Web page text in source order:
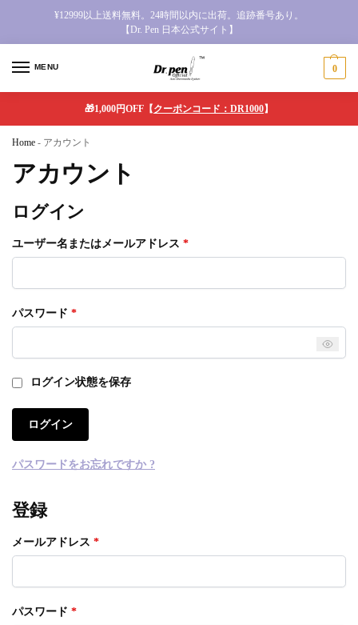
¥12999以上送料無料。24時間以内に出荷。追跡番号あり。
【Dr. Pen 日本公式サイト】
MENU 0
🎁1,000円OFF【クーポンコード：DR1000】
Home - アカウント
アカウント
ログイン
ユーザー名またはメールアドレス *
パスワード *
ログイン状態を保存
ログイン
パスワードをお忘れですか ?
登録
メールアドレス *
パスワード *